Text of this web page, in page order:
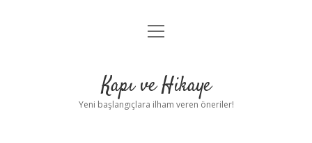
Anasayfa
Yasal Uyarı
menüyü
Kapı ve Hikaye
Yeni başlangıçlara ilham veren öneriler!